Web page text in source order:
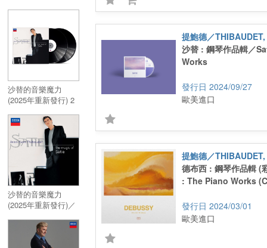
沙替的音樂魔力
(2025年重新發行) 2
Satie 2 LP
沙替的音樂魔力
(2025年重新發行)／
提鮑德／
沙替 : 鋼琴作品輯／
Works
2024/09/27
歐美進口
提鮑德／
德布西 : 鋼琴作品輯 (
: The Piano Works
2024/03/01
歐美進口